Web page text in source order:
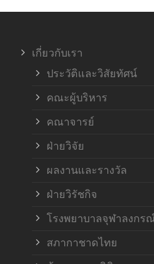
เกี่ยวกับเรา
ประวัติและวิสัยทัศน์
คณะผู้บริหาร
คณาจารย์
ฝ่ายวิจัย
ผลงานและรางวัล
ฝ่ายวิรัชกิจ
โรงพยาบาลจุฬาลงกร
สภากาชาดไทย